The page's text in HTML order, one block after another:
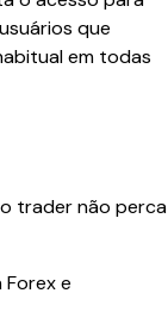
que
em todas
trader não perca
e